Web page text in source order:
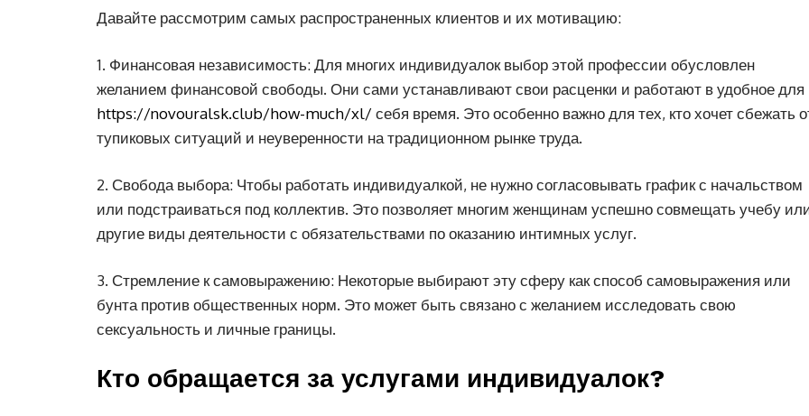
Давайте рассмотрим самых распространенных клиентов и их мотивацию:
1. Финансовая независимость: Для многих индивидуалок выбор этой профессии обусловлен
желанием финансовой свободы. Они сами устанавливают свои расценки и работают в удобное для
https://novouralsk.club/how-much/xl/ себя время. Это особенно важно для тех, кто хочет сбежать
тупиковых ситуаций и неуверенности на традиционном рынке труда.
2. Свобода выбора: Чтобы работать индивидуалкой, не нужно согласовывать график с начальством
или подстраиваться под коллектив. Это позволяет многим женщинам успешно совмещать учебу
другие виды деятельности с обязательствами по оказанию интимных услуг.
3. Стремление к самовыражению: Некоторые выбирают эту сферу как способ самовыражения или
бунта против общественных норм. Это может быть связано с желанием исследовать свою
сексуальность и личные границы.
Кто обращается за услугами индивидуалок?